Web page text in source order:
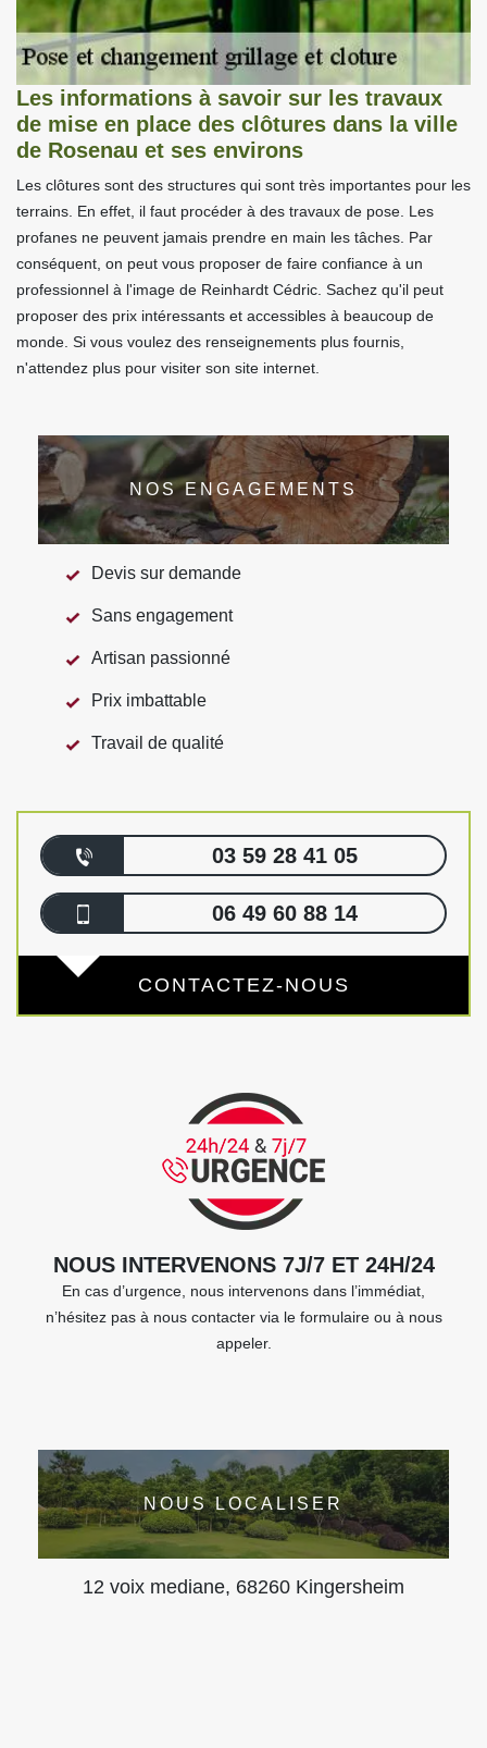
Les informations à savoir sur les travaux
de mise en place des clôtures dans la ville
de Rosenau et ses environs
Les clôtures sont des structures qui sont très importantes pour les
terrains. En effet, il faut procéder à des travaux de pose. Les
profanes ne peuvent jamais prendre en main les tâches. Par
conséquent, on peut vous proposer de faire confiance à un
professionnel à l'image de Reinhardt Cédric. Sachez qu'il peut
proposer des prix intéressants et accessibles à beaucoup de
monde. Si vous voulez des renseignements plus fournis,
n'attendez plus pour visiter son site internet.
NOS ENGAGEMENTS
Devis sur demande
Sans engagement
Artisan passionné
Prix imbattable
Travail de qualité
03 59 28 41 05
06 49 60 88 14
CONTACTEZ-NOUS
NOUS INTERVENONS 7J/7 ET 24H/24
En cas d’urgence, nous intervenons dans l’immédiat,
n’hésitez pas à nous contacter via le formulaire ou à nous
appeler.
NOUS LOCALISER
12 voix mediane, 68260 Kingersheim